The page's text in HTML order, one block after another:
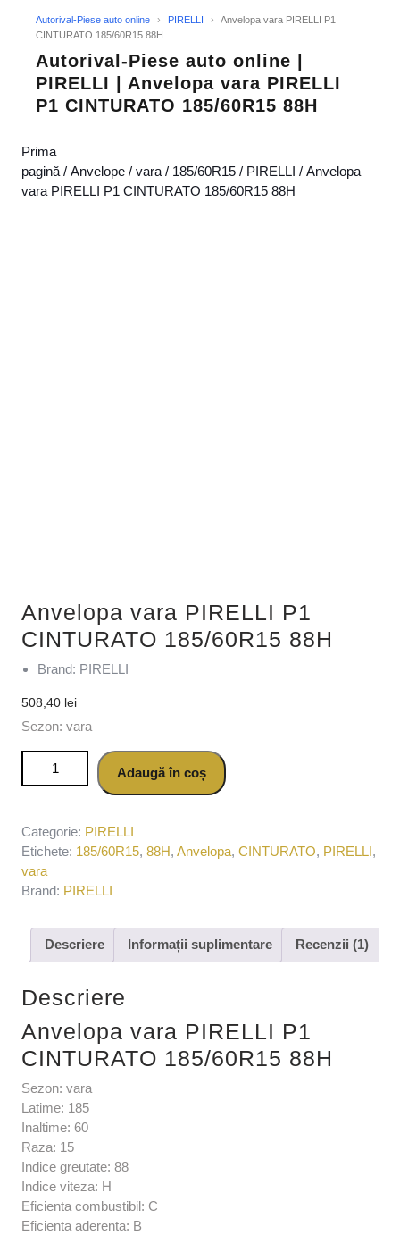
Autorival-Piese auto online › PIRELLI ›
Anvelopa vara PIRELLI P1
CINTURATO 185/60R15 88H
Autorival-Piese auto online |
PIRELLI | Anvelopa vara PIRELLI
P1 CINTURATO 185/60R15 88H
Prima
pagină / Anvelope / vara / 185/60R15 / PIRELLI / Anvelopa
vara PIRELLI P1 CINTURATO 185/60R15 88H
Anvelopa vara PIRELLI P1
CINTURATO 185/60R15 88H
Brand: PIRELLI
508,40 lei
Sezon: vara
Cantitate Anvelopa vara PIRELLI P1 CINTURATO
185/60R15 88H
Adaugă în coș
Categorie: PIRELLI
Etichete: 185/60R15, 88H, Anvelopa, CINTURATO, PIRELLI,
vara
Brand: PIRELLI
Descriere Informații suplimentare Recenzii (1)
Descriere
Anvelopa vara PIRELLI P1
CINTURATO 185/60R15 88H
Sezon: vara
Latime: 185
Inaltime: 60
Raza: 15
Indice greutate: 88
Indice viteza: H
Eficienta combustibil: C
Eficienta aderenta: B